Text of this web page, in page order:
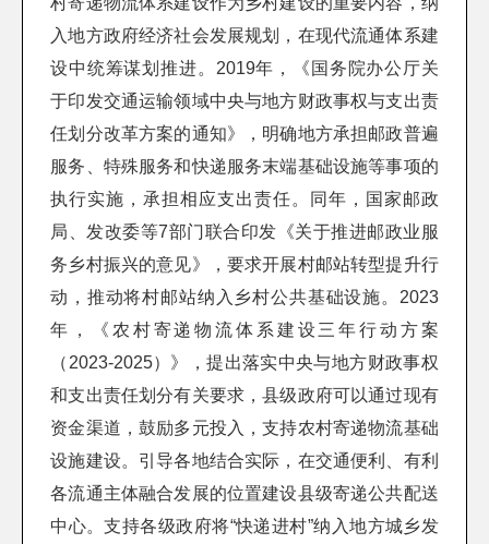
入地方政府经济社会发展规划，在现代流通体系建
设中统筹谋划推进。2019年，《国务院办公厅关
于印发交通运输领域中央与地方财政事权与支出责
任划分改革方案的通知》，明确地方承担邮政普遍
服务、特殊服务和快递服务末端基础设施等事项的
执行实施，承担相应支出责任。同年，国家邮政
局、发改委等7部门联合印发《关于推进邮政业服
务乡村振兴的意见》，要求开展村邮站转型提升行
动，推动将村邮站纳入乡村公共基础设施。2023
年，《农村寄递物流体系建设三年行动方案
（2023-2025）》，提出落实中央与地方财政事权
和支出责任划分有关要求，县级政府可以通过现有
资金渠道，鼓励多元投入，支持农村寄递物流基础
设施建设。引导各地结合实际，在交通便利、有利
各流通主体融合发展的位置建设县级寄递公共配送
中心。支持各级政府将“快递进村”纳入地方城乡发